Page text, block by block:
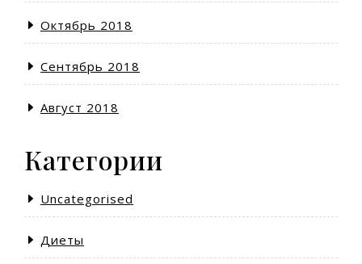
Октябрь 2018
Сентябрь 2018
Август 2018
Категории
Uncategorised
Диеты